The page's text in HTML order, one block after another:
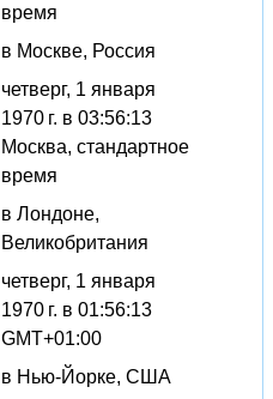
время
в Москве, Россия
четверг, 1 января
1970 г. в 03:56:13
Москва, стандартное
время
в Лондоне,
Великобритания
четверг, 1 января
1970 г. в 01:56:13
GMT+01:00
в Нью-Йорке, США